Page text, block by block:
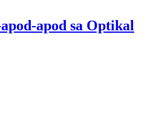
apod sa Optikal